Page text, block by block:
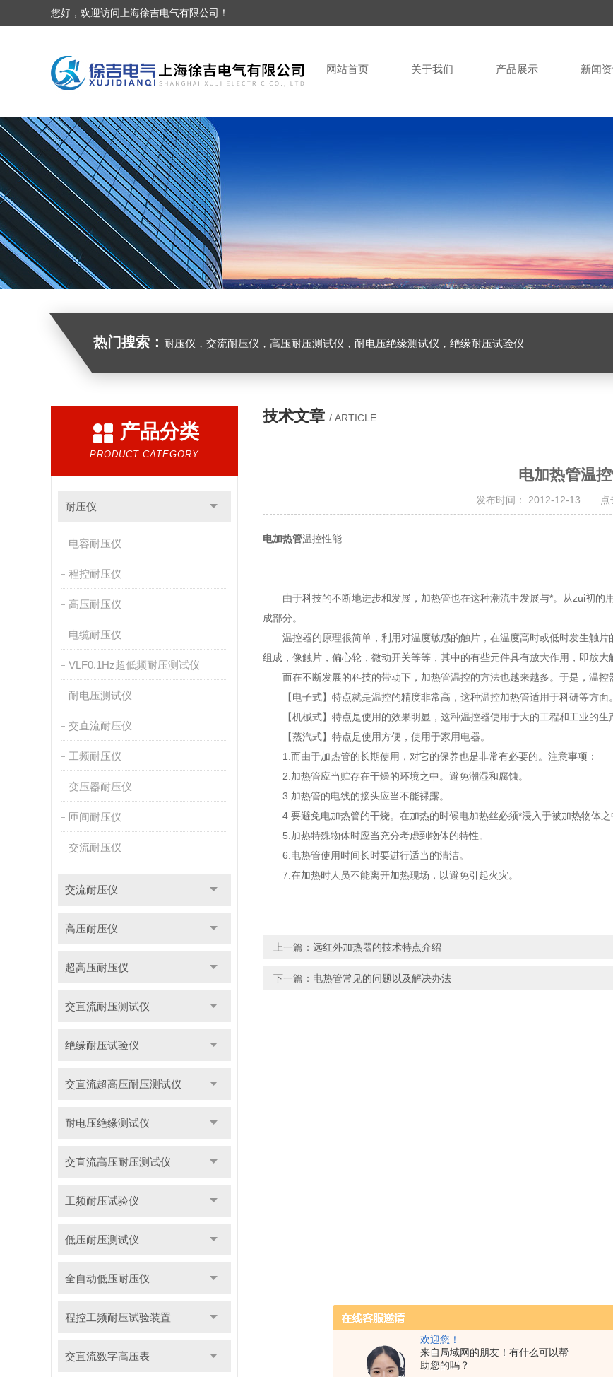
欢迎您！
来自局域网的朋友！有什么可以帮
助您的吗？
您好，欢迎访问上海徐吉电气有限公司！
网站首页 关于我们 产品展示 新闻
热门搜索： 耐压仪，交流耐压仪，高压耐压测试仪，耐电压绝缘测试仪，绝缘耐压试验仪
产品分类
PRODUCT CATEGORY
耐压仪
电容耐压仪
程控耐压仪
高压耐压仪
电缆耐压仪
VLF0.1Hz超低频耐压测试仪
耐电压测试仪
交直流耐压仪
工频耐压仪
变压器耐压仪
匝间耐压仪
交流耐压仪
交流耐压仪
高压耐压仪
超高压耐压仪
交直流耐压测试仪
绝缘耐压试验仪
交直流超高压耐压测试仪
耐电压绝缘测试仪
交直流高压耐压测试仪
工频耐压试验仪
低压耐压测试仪
全自动低压耐压仪
程控工频耐压试验装置
交直流数字高压表
技术文章 / ARTICLE
电加热管温
发布时间： 2012-12-13 点
电加热管温控性能
由于科技的不断地进步和发展，加热管也在这种潮流中发展与*。从zui初的
成部分。
温控器的原理很简单，利用对温度敏感的触片，在温度高时或低时发生触片
组成，像触片，偏心轮，微动开关等等，其中的有些元件具有放大作用，即放大
而在不断发展的科技的带动下，加热管温控的方法也越来越多。于是，温控
【电子式】特点就是温控的精度非常高，这种温控加热管适用于科研等方面。
【机械式】特点是使用的效果明显，这种温控器使用于大的工程和工业的生
【蒸汽式】特点是使用方便，使用于家用电器。
1.而由于加热管的长期使用，对它的保养也是非常有必要的。注意事项：
2.加热管应当贮存在干燥的环境之中。避免潮湿和腐蚀。
3.加热管的电线的接头应当不能裸露。
4.要避免电加热管的干烧。在加热的时候电加热丝必须*浸入于被加热物体之
5.加热特殊物体时应当充分考虑到物体的特性。
6.电热管使用时间长时要进行适当的清洁。
7.在加热时人员不能离开加热现场，以避免引起火灾。
上一篇： 远红外加热器的技术特点介绍
下一篇： 电热管常见的问题以及解决办法